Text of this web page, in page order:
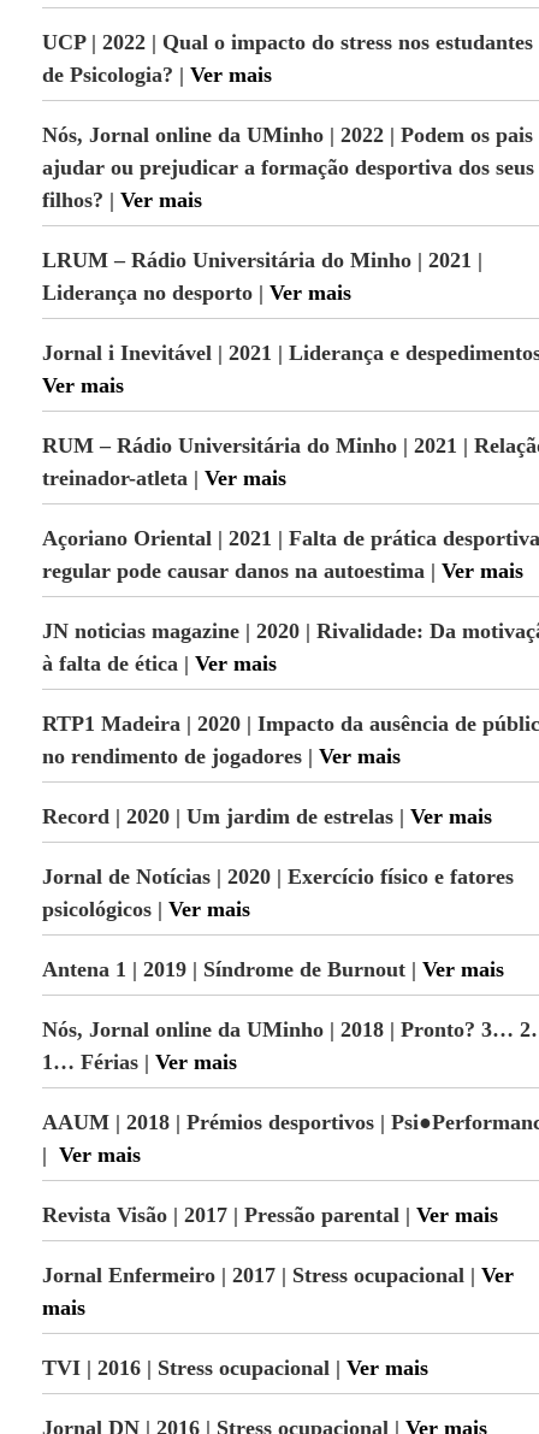
o
UCP | 2022 | Qual o impacto do stress nos estudantes
de Psicologia? | Ver mais
Nós, Jornal online da UMinho | 2022 | Podem os pais
ajudar ou prejudicar a formação desportiva dos seus
filhos? | Ver mais
LRUM – Rádio Universitária do Minho | 2021 |
Liderança no desporto | Ver mais
Jornal i Inevitável | 2021 | Liderança e
Ver mais
RUM – Rádio Universitária do Minho | 2021 |
treinador-atleta | Ver mais
Açoriano Oriental | 2021 | Falta de prática desportiva
regular pode causar danos na autoestima | Ver mais
JN noticias magazine | 2020 | Rivalidade: Da
à falta de ética | Ver mais
RTP1 Madeira | 2020 | Impacto da ausência de
no rendimento de jogadores | Ver mais
Record | 2020 | Um jardim de estrelas | Ver mais
Jornal de Notícias | 2020 | Exercício físico e fatores
psicológicos | Ver mais
Antena 1 | 2019 | Síndrome de Burnout | Ver mais
Nós, Jornal online da UMinho | 2018 | Pronto? 3…
1… Férias | Ver mais
AAUM | 2018 | Prémios desportivos |
| Ver mais
Revista Visão | 2017 | Pressão parental | Ver mais
Jornal Enfermeiro | 2017 | Stress ocupacional | Ver
mais
TVI | 2016 | Stress ocupacional | Ver mais
Jornal DN | 2016 | Stress ocupacional | Ver mais